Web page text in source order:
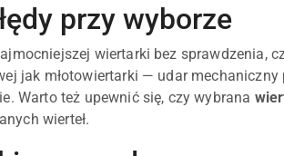
przy wyborze
wiertarki bez sprawdzenia,
jak młotowiertarki — udar
Warto też upewnić się, czy wybrana
wierteł.